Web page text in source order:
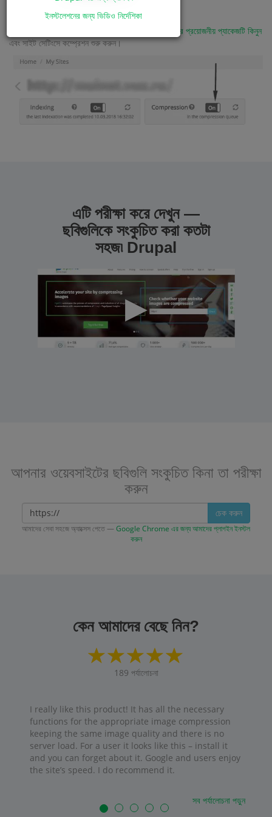
আপনার প্রয়োজনীয় প্যাকেজটি কিনুন
এবং সাইট সেটিংসে কম্প্রেশন শুরু করুন।
এটি পরীক্ষা করে দেখুন —
ছবিগুলিকে সংকুচিত করা কতটা
সহজ৷ Drupal
আপনার ওয়েবসাইটের ছবিগুলি সংকুচিত কিনা তা পরীক্ষা
করুন
চেক করুন
আমাদের সেবা সহজে অ্যাক্সেস পেতে —Google Chrome এর জন্য আমাদের প্লাগইন ইনস্টল
করুন
কেন আমাদের বেছে নিন?
189 পর্যালোচনা
I really like this product! It has all the necessary
functions for the appropriate image compression
keeping the same image quality and there is no
server load. For a user it looks like this – install it
and you can forget about it. Google and users enjoy
the site’s speed. I do recommend it.
সব পর্যালোচনা পড়ুন
ইনস্টলেশনের জন্য ভিডিও নির্দেশিকা